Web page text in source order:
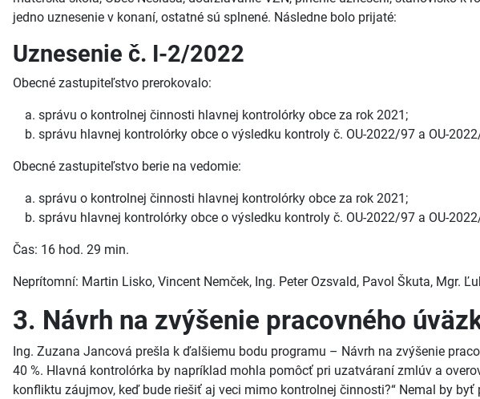
jedno uznesenie v konaní, ostatné sú splnené. Následne bolo prijaté:
Uznesenie č. I-2/2022
Obecné zastupiteľstvo prerokovalo:
správu o kontrolnej činnosti hlavnej kontrolórky obce za rok 2021;
správu hlavnej kontrolórky obce o výsledku kontroly č. OU-2022/97 a OU-
Obecné zastupiteľstvo berie na vedomie:
správu o kontrolnej činnosti hlavnej kontrolórky obce za rok 2021;
správu hlavnej kontrolórky obce o výsledku kontroly č. OU-2022/97 a OU-
Čas: 16 hod. 29 min.
Neprítomní: Martin Lisko, Vincent Nemček, Ing. Peter Ozsvald, Pavol Škuta, Mgr.
3. Návrh na zvýšenie pracovného
Ing. Zuzana Jancová prešla k ďalšiemu bodu programu – Návrh na zvýšenie
40 %. Hlavná kontrolórka by napríklad mohla pomôcť pri uzatváraní zmlúv a
konfliktu záujmov, keď bude riešiť aj veci mimo kontrolnej činnosti?“ Nemal by